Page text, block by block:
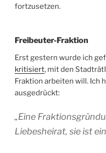
fortzusetzen.
Freibeuter-Fraktion
Erst gestern wurde ich
kritisiert, mit den
Fraktion arbeiten will. Ich
ausgedrückt:
„Eine
Liebesheirat, sie ist